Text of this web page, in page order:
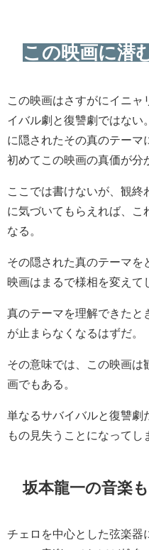
この映画に潜
この映画はさすがにイニ
イバル劇と復讐劇ではない
に隠されたその真のテーマ
初めてこの映画の真価が分
ここでは書けないが、観
に気づいてもらえれば、こ
なる。
その隠された真のテーマを
映画はまるで様相を変えて
真のテーマを理解できたと
が止まらなくなるはずだ。
その意味では、この映画は
画でもある。
単なるサバイバルと復讐劇
もの見失うことになってし
坂本龍一の音楽
チェロを中心とした弦楽器